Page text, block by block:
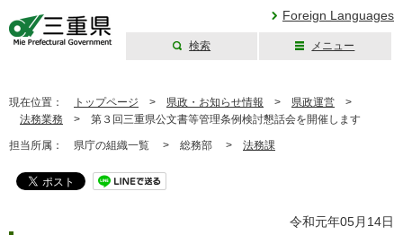
Foreign Languages
検索 メニュー
現在位置： トップページ > 県政・お知らせ情報 > 県政運営 >
法務業務 > 第３回三重県公文書等管理条例検討懇話会を開催します
担当所属： 県庁の組織一覧 > 総務部 > 法務課
令和元年05月14日